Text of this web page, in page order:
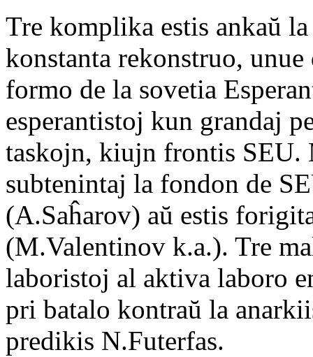
Tre komplika estis ankaŭ
konstanta rekonstruo,
formo de la sovetia
esperantistoj kun grandaj
taskojn, kiujn frontis
subtenintaj la fondon de
(A.Saĥarov) aŭ estis
(M.Valentinov k.a.). Tre
laboristoj al aktiva laboro
pri batalo kontraŭ la
predikis N.Futerfas.